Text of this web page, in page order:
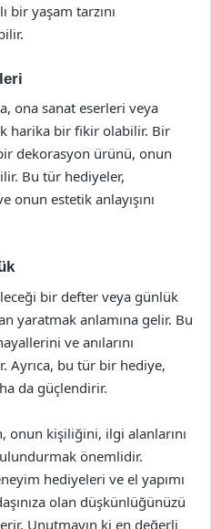
bir yaşam tarzını
ona sanat eserleri veya
harika bir fikir olabilir. Bir
dekorasyon ürünü, onun
Bu tür hediyeler,
onun estetik anlayışını
bir defter veya günlük
yaratmak anlamına gelir. Bu
ve anılarını
Ayrıca, bu tür bir hediye,
da güçlendirir.
onun kişiliğini, ilgi alanlarını
önemlidir.
hediyeleri ve el yapımı
olan düşkünlüğünüzü
Unutmayın ki en değerli